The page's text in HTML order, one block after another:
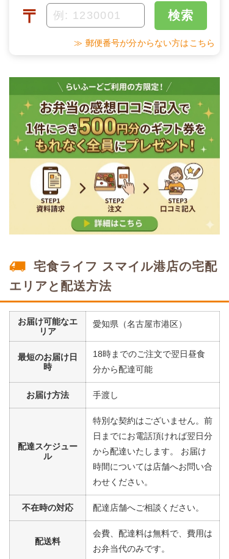
花人参
甘酢蓮根
だし巻き玉子
※メニューの補足
＋メニュー例をもっと見る（残り1件）
※ その他備考
メニューは日替わりです（メニューは一例です）
塩分 1.3g
タンパク質 5.5g
糖質 15.5g
リン 54.3mg
カリウム 90.3mg
コレステロール -
一例です。メニューにより前後します（おかずのみ
の栄養価です）
鯛の塩焼きセット
コーン
小松菜
-
※メニューの補足
-
まぐろの煮付けセット
大根
栄養素
-
※メニューの補足
〒 検索
≫ 郵便番号が分からない方はこちら
宅食ライフ スマイル港店の宅配
エリアと配送方法
お届け可能なエ
リア
愛知県（名古屋市港区）
最短のお届け日
時
18時までのご注文で翌日昼食
分から配達可能
お届け方法 手渡し
配達スケジュー
ル
特別な契約はございません。前
日までにお電話頂ければ翌日分
から配達いたします。 お届け
時間については店舗へお問い合
わせください。
不在時の対応 配達店舗へご相談ください。
配送料
会費、配達料は無料で、費用は
お弁当代のみです。